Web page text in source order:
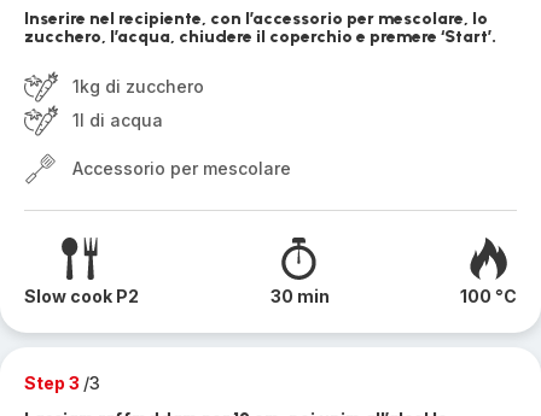
Inserire nel recipiente, con l’accessorio per mescolare, lo
zucchero, l’acqua, chiudere il coperchio e premere ‘Start’.
1kg di zucchero
1l di acqua
Accessorio per mescolare
Slow cook P2 30 min 100 °C
Step 3 /3